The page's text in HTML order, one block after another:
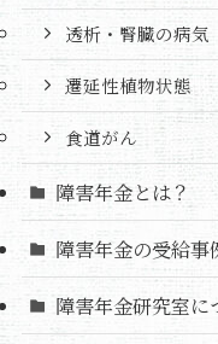
透析・腎臓の病気
遷延性植物状態
食道がん
障害年金とは？
障害年金の受給事
障害年金研究室に